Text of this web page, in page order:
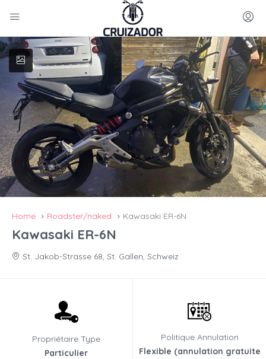
Home Roadster/naked Kawasaki ER-6N
Kawasaki ER-6N
St. Jakob-Strasse 68, St. Gallen, Schweiz
Propriétaire Type
Particulier
Politique Annulation
Flexible (annulation gratuite